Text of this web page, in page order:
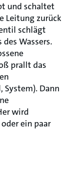
und schaltet
Leitung zurück
schlägt
Wassers.
prallt das
System). Dann
wird
ein paar